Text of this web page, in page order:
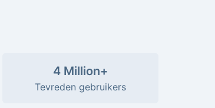
4 Million+
Tevreden gebruikers